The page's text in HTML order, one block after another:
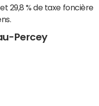
29,8 % de taxe foncière
Percey